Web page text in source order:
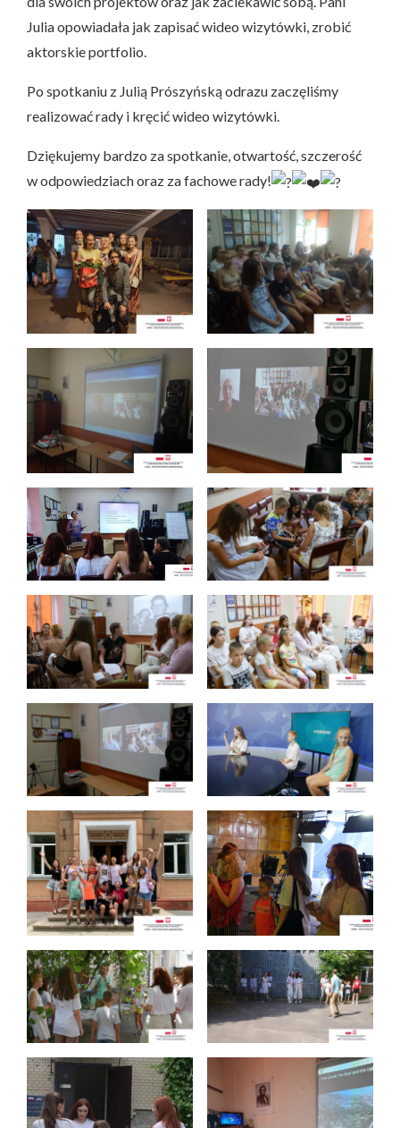
Julia opowiadała jak zapisać wideo wizytówki, zrobić
aktorskie portfolio.
Po spotkaniu z Julią Prószyńską odrazu zaczęliśmy
realizować rady i kręcić wideo wizytówki.
Dziękujemy bardzo za spotkanie, otwartość, szczerość
w odpowiedziach oraz za fachowe rady!